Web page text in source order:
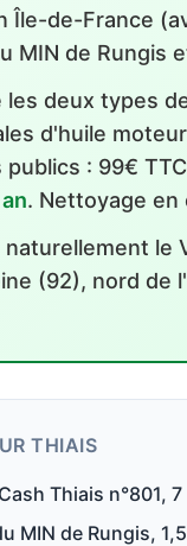
Île-de-France
MIN de Rungis
les deux types
d'huile
: 99€
. Nettoyage
le
(92), nord de
THIAIS
Thiais n°801,
MIN de Rungis,